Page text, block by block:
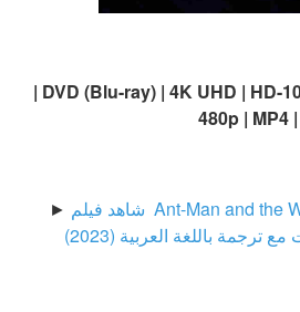
| DVD (Blu-ray) | 4K UHD | HD-
480p | MP4 |
► شاهد فيلم Ant-Man and the Wasp: Quantumania